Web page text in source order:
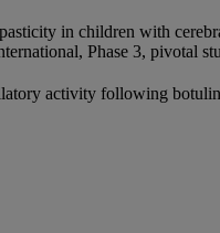
in children with
Phase 3, pivotal
activity following